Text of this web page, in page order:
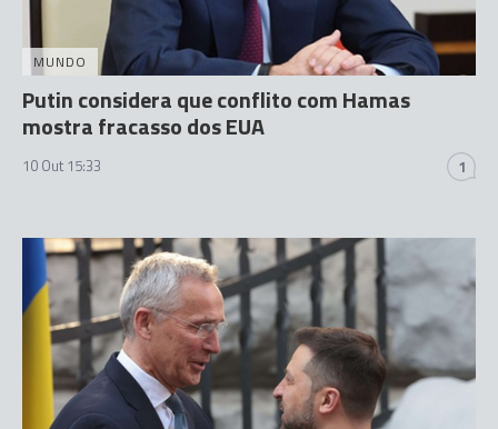
MUNDO
Putin considera que conflito com Hamas
mostra fracasso dos EUA
10 Out 15:33 1